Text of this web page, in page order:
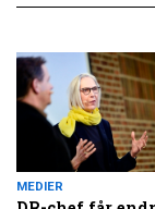
MEDIER